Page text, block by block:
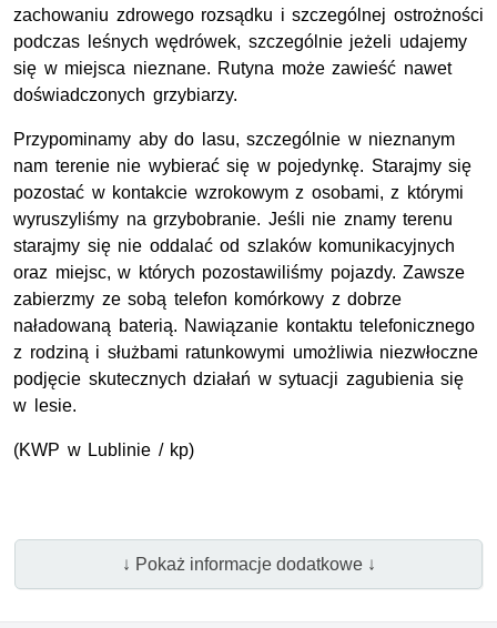
zachowaniu zdrowego rozsądku i szczególnej ostrożności
podczas leśnych wędrówek, szczególnie jeżeli udajemy
się w miejsca nieznane. Rutyna może zawieść nawet
doświadczonych grzybiarzy.
Przypominamy aby do lasu, szczególnie w nieznanym
nam terenie nie wybierać się w pojedynkę. Starajmy się
pozostać w kontakcie wzrokowym z osobami, z którymi
wyruszyliśmy na grzybobranie. Jeśli nie znamy terenu
starajmy się nie oddalać od szlaków komunikacyjnych
oraz miejsc, w których pozostawiliśmy pojazdy. Zawsze
zabierzmy ze sobą telefon komórkowy z dobrze
naładowaną baterią. Nawiązanie kontaktu telefonicznego
z rodziną i służbami ratunkowymi umożliwia niezwłoczne
podjęcie skutecznych działań w sytuacji zagubienia się
w lesie.
(KWP w Lublinie / kp)
↓ Pokaż informacje dodatkowe ↓